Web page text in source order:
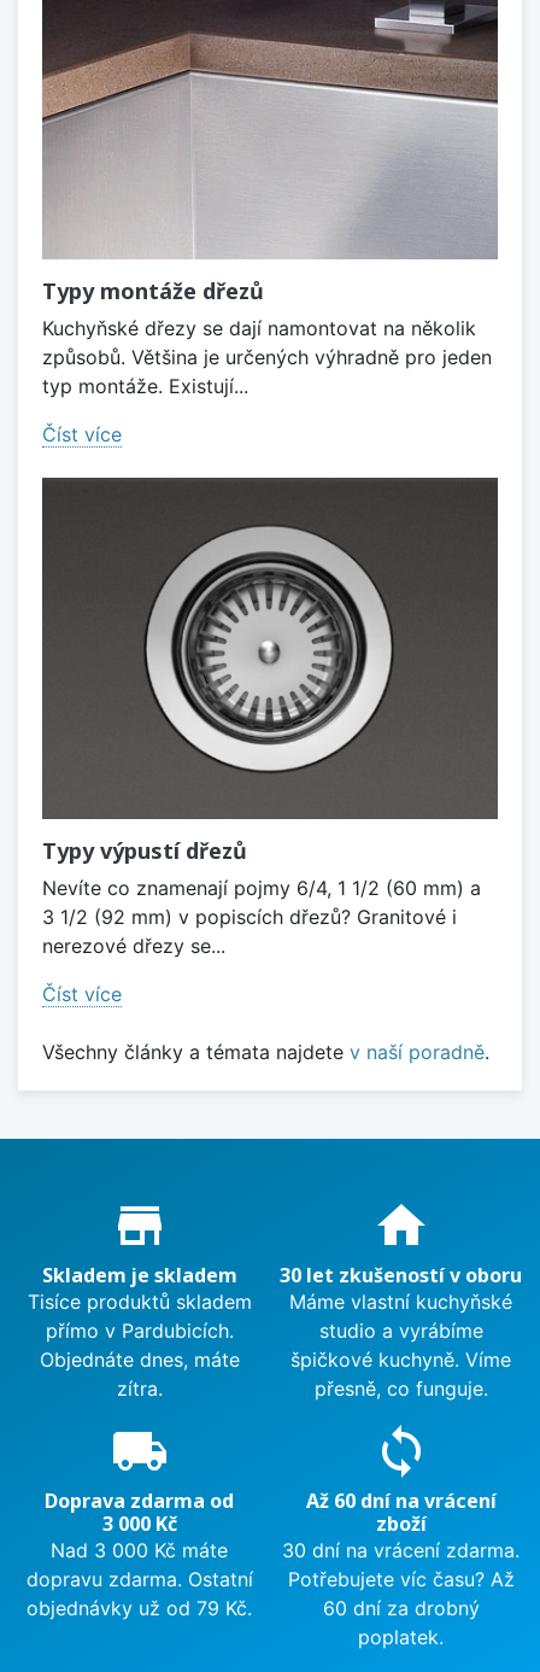
Typy montáže dřezů
Kuchyňské dřezy se dají namontovat na několik
způsobů. Většina je určených výhradně pro jeden
typ montáže. Existují...
Číst více
Typy výpustí dřezů
Nevíte co znamenají pojmy 6/4, 1 1/2 (60 mm) a
3 1/2 (92 mm) v popiscích dřezů? Granitové i
nerezové dřezy se...
Číst více
Všechny články a témata najdete v naší poradně.
Proč nakupovat u nás?
store_mall_directory
Skladem je skladem
Tisíce produktů skladem
přímo v Pardubicích.
Objednáte dnes, máte
zítra.
home
30 let zkušeností v oboru
Máme vlastní kuchyňské
studio a vyrábíme
špičkové kuchyně. Víme
přesně, co funguje.
local_shipping
Doprava zdarma od
3 000 Kč
Nad 3 000 Kč máte
dopravu zdarma. Ostatní
objednávky už od 79 Kč.
sync
Až 60 dní na vrácení
zboží
30 dní na vrácení zdarma.
Potřebujete víc času? Až
60 dní za drobný
poplatek.